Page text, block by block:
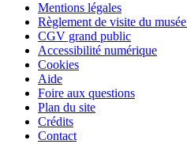
Mentions légales
Règlement de visite du
CGV grand public
Accessibilité numérique
Cookies
Aide
Foire aux questions
Plan du site
Crédits
Contact